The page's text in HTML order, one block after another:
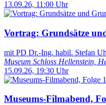
13.09.26, 11:00 Uhr
Vortrag: Grundsätze
mit PD Dr.-Ing. habil. Stefan
Museum Schloss Hellenstein,
15.09.26, 19:30 Uhr
Museums-Filmabend,